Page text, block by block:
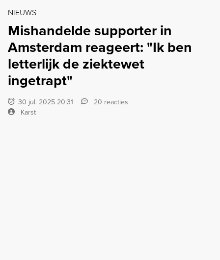
NIEUWS
Mishandelde supporter in
Amsterdam reageert: "Ik ben
letterlijk de ziektewet
ingetrapt"
30 jul. 2025 20:31
20 reacties
Karst